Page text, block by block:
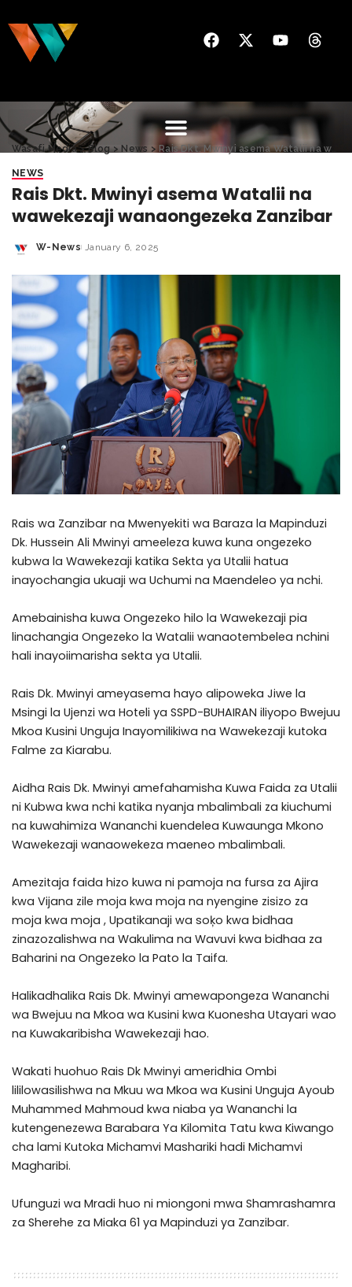
Wasafi Media>Blog> News > Rais Dkt. Mwinyi asema Watalii na wawekezaji wanaongezeka Zanzibar
NEWS
Rais Dkt. Mwinyi asema Watalii na
wawekezaji wanaongezeka Zanzibar
W-News January 6, 2025
Rais wa Zanzibar na Mwenyekiti wa Baraza la Mapinduzi
Dk. Hussein Ali Mwinyi ameeleza kuwa kuna ongezeko
kubwa la Wawekezaji katika Sekta ya Utalii hatua
inayochangia ukuaji wa Uchumi na Maendeleo ya nchi.
Amebainisha kuwa Ongezeko hilo la Wawekezaji pia
linachangia Ongezeko la Watalii wanaotembelea nchini
hali inayoiimarisha sekta ya Utalii.
Rais Dk. Mwinyi ameyasema hayo alipoweka Jiwe la
Msingi la Ujenzi wa Hoteli ya SSPD-BUHAIRAN iliyopo Bwejuu
Mkoa Kusini Unguja Inayomilikiwa na Wawekezaji kutoka
Falme za Kiarabu.
Aidha Rais Dk. Mwinyi amefahamisha Kuwa Faida za Utalii
ni Kubwa kwa nchi katika nyanja mbalimbali za kiuchumi
na kuwahimiza Wananchi kuendelea Kuwaunga Mkono
Wawekezaji wanaowekeza maeneo mbalimbali.
Amezitaja faida hizo kuwa ni pamoja na fursa za Ajira
kwa Vijana zile moja kwa moja na nyengine zisizo za
moja kwa moja , Upatikanaji wa soķo kwa bidhaa
zinazozalishwa na Wakulima na Wavuvi kwa bidhaa za
Baharini na Ongezeko la Pato la Taifa.
Halikadhalika Rais Dk. Mwinyi amewapongeza Wananchi
wa Bwejuu na Mkoa wa Kusini kwa Kuonesha Utayari wao
na Kuwakaribisha Wawekezaji hao.
Wakati huohuo Rais Dk Mwinyi ameridhia Ombi
lililowasilishwa na Mkuu wa Mkoa wa Kusini Unguja Ayoub
Muhammed Mahmoud kwa niaba ya Wananchi la
kutengenezewa Barabara Ya Kilomita Tatu kwa Kiwango
cha lami Kutoka Michamvi Mashariki hadi Michamvi
Magharibi.
Ufunguzi wa Mradi huo ni miongoni mwa Shamrashamra
za Sherehe za Miaka 61 ya Mapinduzi ya Zanzibar.